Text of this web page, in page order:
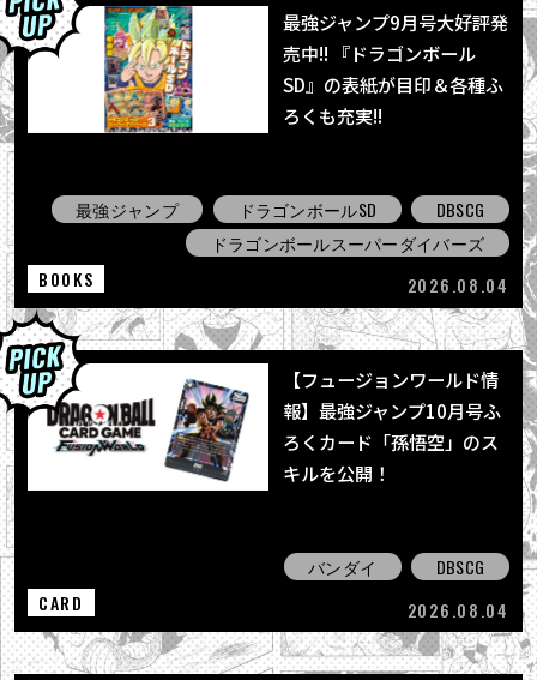
最強ジャンプ9月号大好評発
売中!! 『ドラゴンボール
SD』の表紙が目印＆各種ふ
ろくも充実!!
最強ジャンプ ドラゴンボールSD
DBSCG
ドラゴンボールスーパーダイバーズ
BOOKS
2026.08.04
【フュージョンワールド情
報】最強ジャンプ10月号ふ
ろくカード「孫悟空」のス
キルを公開！
バンダイ
DBSCG
CARD
2026.08.04